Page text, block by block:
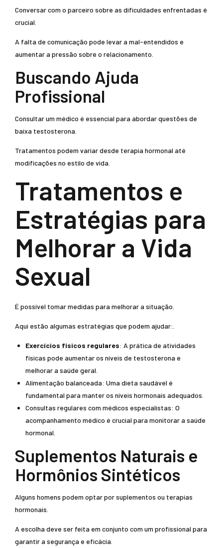
Conversar com o parceiro sobre as dificuldades enfrentadas é
crucial.
A falta de comunicação pode levar a mal-entendidos e
aumentar a pressão sobre o relacionamento.
Buscando Ajuda
Profissional
Consultar um médico é essencial para abordar questões de
baixa testosterona.
Tratamentos podem variar desde terapia hormonal até
modificações no estilo de vida.
Tratamentos e
Estratégias para
Melhorar a Vida
Sexual
É possível tomar medidas para melhorar a situação.
Aqui estão algumas estratégias que podem ajudar:.
Exercícios físicos regulares: A prática de atividades
físicas pode aumentar os níveis de testosterona e
melhorar a saúde geral.
Alimentação balanceada: Uma dieta saudável é
fundamental para manter os níveis hormonais adequados.
Consultas regulares com médicos especialistas: O
acompanhamento médico é crucial para monitorar a saúde
hormonal.
Suplementos Naturais e
Hormônios Sintéticos
Alguns homens podem optar por suplementos ou terapias
hormonais.
A escolha deve ser feita em conjunto com um profissional para
garantir a segurança e eficácia.